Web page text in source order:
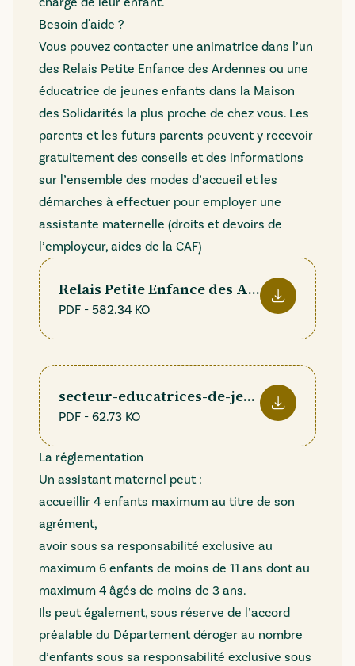
Besoin d'aide ?
Vous pouvez contacter une animatrice dans l’un
des Relais Petite Enfance des Ardennes ou une
éducatrice de jeunes enfants dans la Maison
des Solidarités la plus proche de chez vous. Les
parents et les futurs parents peuvent y recevoir
gratuitement des conseils et des informations
sur l’ensemble des modes d’accueil et les
démarches à effectuer pour employer une
assistante maternelle (droits et devoirs de
l’employeur, aides de la CAF)
Relais Petite Enfance des Ardennes
PDF - 582.34 KO Télécharger le
secteur-educatrices-de-jeunes-enfants-
PDF - 62.73 KO Télécharger le
La réglementation
Un assistant maternel peut :
accueillir 4 enfants maximum au titre de son
agrément,
avoir sous sa responsabilité exclusive au
maximum 6 enfants de moins de 11 ans dont au
maximum 4 âgés de moins de 3 ans.
Ils peut également, sous réserve de l’accord
préalable du Département déroger au nombre
d’enfants sous sa responsabilité exclusive sous